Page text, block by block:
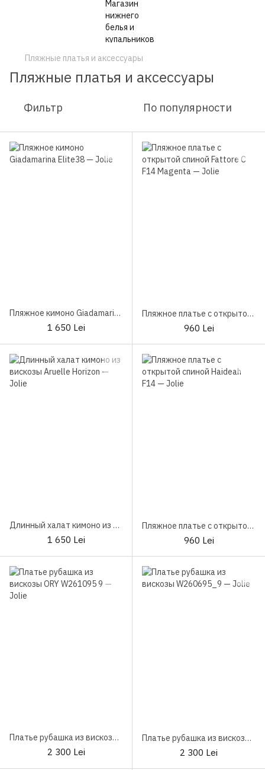
Пляжные платья и аксессуары
Пляжные платья и аксессуары
Фильтр По популярности
Пляжное кимоно Giadamarina Elite38
1 650 Lei
Пляжное платье с открытой спиной Fattore C F14 Magenta
960 Lei
Длинный халат кимоно из вискозы Aruelle Horizon
1 650 Lei
Пляжное платье с открытой спиной Haideah F14
960 Lei
Платье рубашка из вискозы ORY W261095 9
2 300 Lei
Платье рубашка из вискозы W260695_9
2 300 Lei